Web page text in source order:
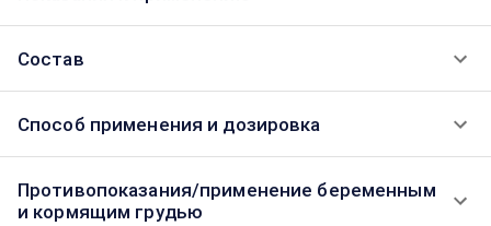
Состав
Способ применения и дозировка
Противопоказания/применение беременным
и кормящим грудью